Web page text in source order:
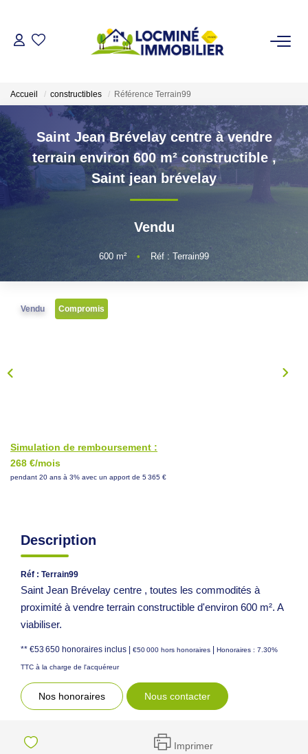
ACHETER
LOUER
L'AGENCE
Qui Sommes Nous
NOS CONSEILS
Accueil constructibles Référence Terrain99
Saint Jean Brévelay centre à vendre
terrain environ 600 m² constructible,
Saint jean brévelay
Vendu
600 m² • Réf : Terrain99
Vendu Compromis
Simulation de remboursement :
268 €/mois
pendant 20 ans à 3% avec un apport de 5 365 €
Description
Réf : Terrain99
Saint Jean Brévelay centre , toutes les commodités à
proximité à vendre terrain constructible d'environ 600 m². A
viabiliser.
** €53 650 honoraires inclus | €50 000 hors honoraires | Honoraires : 7.30%
TTC à la charge de l'acquéreur
Nos honoraires Nous contacter
Imprimer